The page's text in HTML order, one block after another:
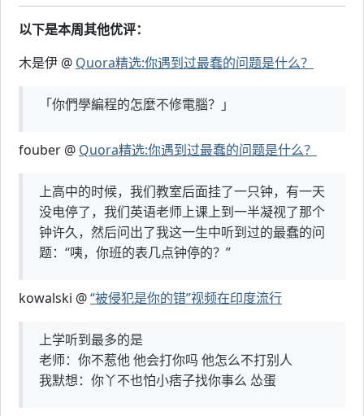
以下是本周其他优评：
木是伊 @ Quora精选:你遇到过最蠢的问题是什么？
「你們學編程的怎麼不修電腦？」
fouber @ Quora精选:你遇到过最蠢的问题是什么？
上高中的时候，我们教室后面挂了一只钟，有一天
没电停了，我们英语老师上课上到一半凝视了那个
钟许久，然后问出了我这一生中听到过的最蠢的问
题：“咦，你班的表几点钟停的？”
kowalski @“被侵犯是你的错”视频在印度流行
上学听到最多的是
老师：你不惹他 他会打你吗 他怎么不打别人
我默想：你丫不也怕小痞子找你事么 怂蛋